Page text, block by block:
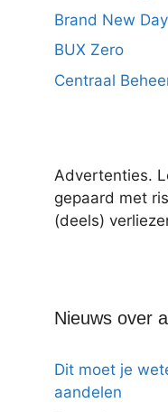
Brand New Day
BUX Zero
Centraal
Advertenties.
gepaard met
(deels)
Nieuws over
Dit moet je
aandelen